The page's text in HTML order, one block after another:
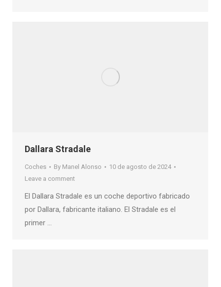
Dallara Stradale
Coches By Manel Alonso
10 de agosto de 2024
Leave a comment
El Dallara Stradale es un coche deportivo fabricado
por Dallara, fabricante italiano. El Stradale es el
primer …